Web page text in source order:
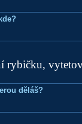
rybičku,
děláš?